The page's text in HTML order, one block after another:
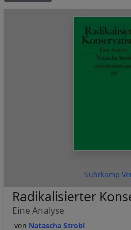
Suhrkamp
Natascha Strobl
Radikalisierter
Eine Analyse